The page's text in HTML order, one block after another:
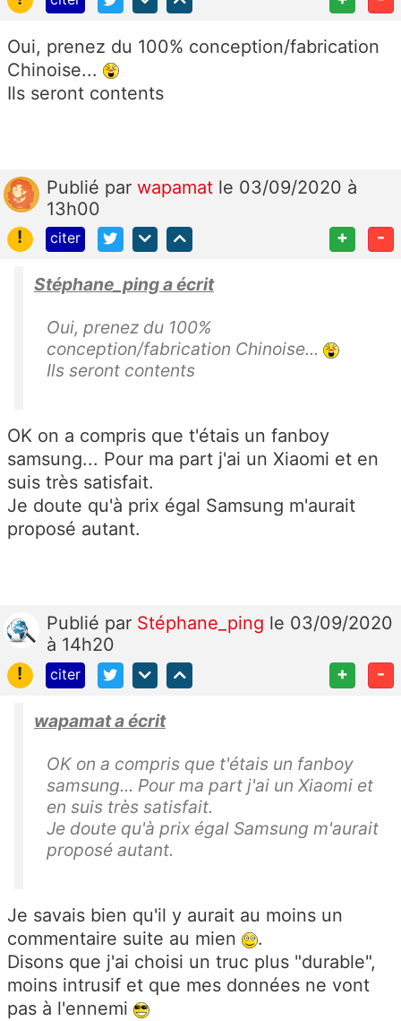
Oui, prenez du 100% conception/fabrication
Chinoise...
Ils seront contents
Publié par wapamat le 03/09/2020 à
13h00
!
citer + -
Stéphane_ping a écrit
Oui, prenez du 100%
conception/fabrication Chinoise...
Ils seront contents
OK on a compris que t'étais un fanboy
samsung... Pour ma part j'ai un Xiaomi et en
suis très satisfait.
Je doute qu'à prix égal Samsung m'aurait
proposé autant.
Publié par Stéphane_ping le 03/09/2020
à 14h20
!
citer + -
wapamat a écrit
OK on a compris que t'étais un fanboy
samsung... Pour ma part j'ai un Xiaomi et
en suis très satisfait.
Je doute qu'à prix égal Samsung m'aurait
proposé autant.
Je savais bien qu'il y aurait au moins un
commentaire suite au mien
.
Disons que j'ai choisi un truc plus "durable",
moins intrusif et que mes données ne vont
pas à l'ennemi